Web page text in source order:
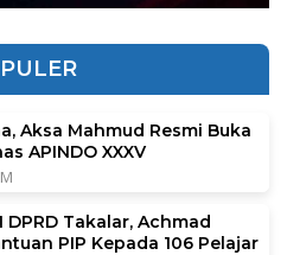
Aksa Mahmud Resmi Buka
APINDO XXXV
Takalar, Achmad
PIP Kepada 106 Pelajar